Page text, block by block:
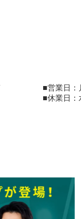
■営業日
■休業日